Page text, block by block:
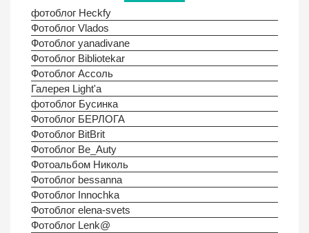
фотоблог Heckfy
Фотоблог Vlados
Фотоблог yanadivane
Фотоблог Bibliotekar
Фотоблог Ассоль
Галерея Light'а
фотоблог Бусинка
Фотоблог БЕРЛОГА
Фотоблог BitBrit
Фотоблог Be_Auty
Фотоальбом Николь
Фотоблог bessanna
Фотоблог Innochka
Фотоблог elena-svets
Фотоблог Lenk@